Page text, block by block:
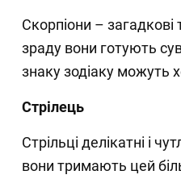
Скорпіони –
зраду вони готують
знаку зодіаку можуть
Стрілець
Стрільці делікатні і
вони тримають цей